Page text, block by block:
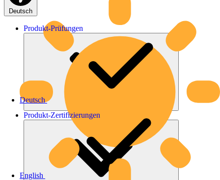
Deutsch
Deutsch
English
Produkt-Prüfungen
Produkt-Zertifizierungen